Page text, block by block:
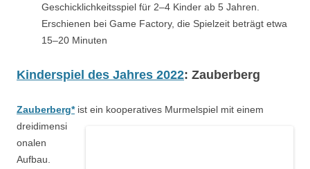
Geschicklichkeitsspiel für 2–4 Kinder ab 5 Jahren.
Erschienen bei Game Factory, die Spielzeit beträgt etwa
15–20 Minuten
Kinderspiel des Jahres 2022: Zauberberg
Zauberberg* ist ein kooperatives Murmelspiel mit einem
dreidimensi
onalen
Aufbau.